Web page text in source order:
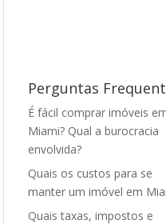
Perguntas
É fácil comprar imóveis
Miami? Qual a burocracia
envolvida?
Quais os custos para se
manter um imóvel em
Quais taxas, impostos e